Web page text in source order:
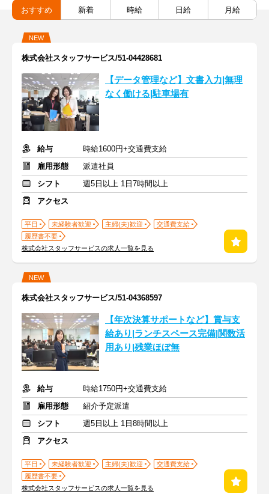
おすすめ 新着 時給 日給 月給
NEW
株式会社スタッフサービス/51-04428681
【データ管理など】文書入力|無理
なく働ける|駐車場有
給与
時給1600円+交通費支給
雇用形態
派遣社員
シフト
週5日以上 1日7時間以上
アクセス
平日 未経験者歓迎 主婦(夫)歓迎
交通費支給
履歴書不要
株式会社スタッフサービスの求人一覧を見る
NEW
株式会社スタッフサービス/51-04368597
【年次決算サポートなど】賞与支
給あり|ランチスペース完備|関数活
用あり|残業ほぼ無
給与
時給1750円+交通費支給
雇用形態
紹介予定派遣
シフト
週5日以上 1日8時間以上
アクセス
平日 未経験者歓迎 主婦(夫)歓迎
交通費支給
履歴書不要
株式会社スタッフサービスの求人一覧を見る